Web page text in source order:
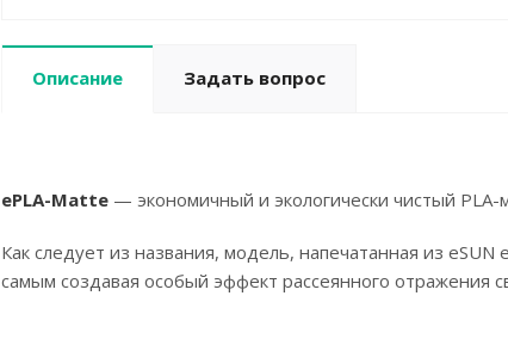
Описание Задать вопрос
ePLA-Matte — экономичный и экологически чистый PLA-
Как следует из названия, модель, напечатанная из
самым создавая особый эффект рассеянного отражения